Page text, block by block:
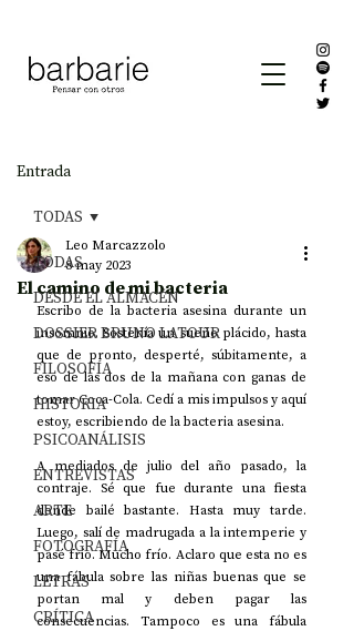
Entrada
TODAS
DESDE EL ALMACÉN
DOSSIER BRUNO LATOUR
FILOSOFÍA
HISTORIA
PSICOANÁLISIS
ENTREVISTAS
ARTE
FOTOGRAFÍA
LETRAS
CRÍTICA
TODAS
El camino de mi bacteria
Leo Marcazzolo
8 may 2023
Escribo de la bacteria asesina durante un
insomnio. Sostenía un sueño plácido, hasta
que de pronto, desperté, súbitamente, a
eso de las dos de la mañana con ganas de
tomar Coca-Cola. Cedí a mis impulsos y aquí
estoy, escribiendo de la bacteria asesina.
A mediados de julio del año pasado, la
contraje. Sé que fue durante una fiesta
donde bailé bastante. Hasta muy tarde.
Luego, salí de madrugada a la intemperie y
pasé frío. Mucho frío. Aclaro que esta no es
una fábula sobre las niñas buenas que se
portan mal y deben pagar las
consecuencias. Tampoco es una fábula